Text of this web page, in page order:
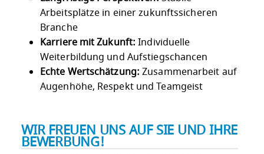
Arbeitsplätze in einer zukunftssicheren
Branche
Karriere mit Zukunft: Individuelle
Weiterbildung und Aufstiegschancen
Echte Wertschätzung: Zusammenarbeit auf
Augenhöhe, Respekt und Teamgeist
WIR FREUEN UNS AUF SIE UND IHRE
BEWERBUNG!